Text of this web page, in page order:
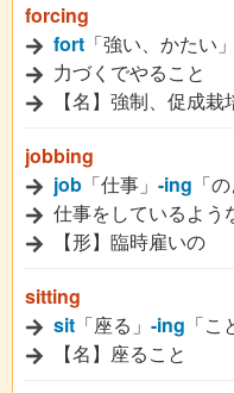
forcing
fort 「強い、かたい」
力づくでやること
【名】強制、促成栽
jobbing
job 「仕事」 -ing 「
仕事をしているよう
【形】臨時雇いの
sitting
sit 「座る」 -ing 「こ
【名】座ること